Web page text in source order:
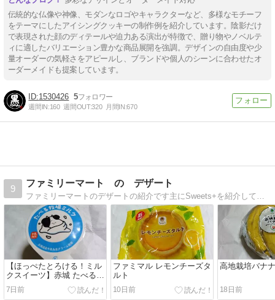
伝統的な仏像や神像、モダンなロゴやキャラクターなど、多様なモチーフ
をテーマにしたアイシングクッキーの制作例を紹介しています。陰影だけ
で表現された顔のディテールや迫力ある演出が特徴で、贈り物やノベルテ
ィに適したバリエーション豊かな商品展開を強調。デザインの自由度や少
量オーダーの気軽さをアピールし、ブランドや個人のシーンに合わせたオ
ーダーメイドも提案しています。
1530426 5
週間IN:160 週間OUT:320 月間IN:670
9
ファミリーマート の デザート
【ほっぺたとろける！ミル
クスイーツ】赤城 たべる牧
場ミルク
7日前
ファミマル レモンチーズタ
ルト
10日前
高地栽培バナ
18日前